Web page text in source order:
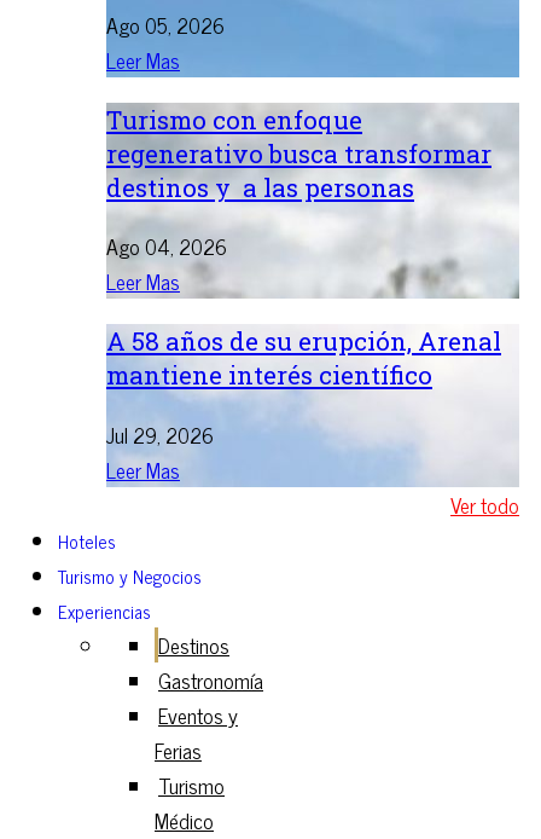
Ago 05, 2026
Leer Mas
Turismo con enfoque
regenerativo busca transformar
destinos y a las personas
Ago 04, 2026
Leer Mas
A 58 años de su erupción, Arenal
mantiene interés científico
Jul 29, 2026
Leer Mas
Ver todo
Hoteles
Turismo y Negocios
Experiencias
Destinos
Gastronomía
Eventos y
Ferias
Turismo
Médico